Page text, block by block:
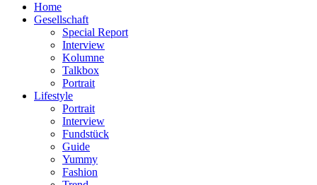
Home
Gesellschaft
Special Report
Interview
Kolumne
Talkbox
Portrait
Lifestyle
Portrait
Interview
Fundstück
Guide
Yummy
Fashion